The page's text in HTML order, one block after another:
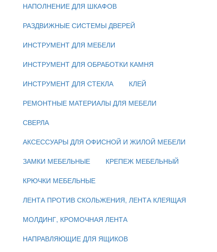
НАПОЛНЕНИЕ ДЛЯ ШКАФОВ
РАЗДВИЖНЫЕ СИСТЕМЫ ДВЕРЕЙ
ИНСТРУМЕНТ ДЛЯ МЕБЕЛИ
ИНСТРУМЕНТ ДЛЯ ОБРАБОТКИ КАМНЯ
ИНСТРУМЕНТ ДЛЯ СТЕКЛА
КЛЕЙ
РЕМОНТНЫЕ МАТЕРИАЛЫ ДЛЯ МЕБЕЛИ
СВЕРЛА
АКСЕССУАРЫ ДЛЯ ОФИСНОЙ И ЖИЛОЙ МЕБЕЛИ
ЗАМКИ МЕБЕЛЬНЫЕ
КРЕПЕЖ МЕБЕЛЬНЫЙ
КРЮЧКИ МЕБЕЛЬНЫЕ
ЛЕНТА ПРОТИВ СКОЛЬЖЕНИЯ, ЛЕНТА КЛЕЯЩАЯ
МОЛДИНГ, КРОМОЧНАЯ ЛЕНТА
НАПРАВЛЯЮЩИЕ ДЛЯ ЯЩИКОВ